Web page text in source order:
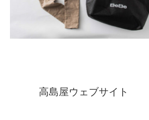
高島屋ウェブサイト